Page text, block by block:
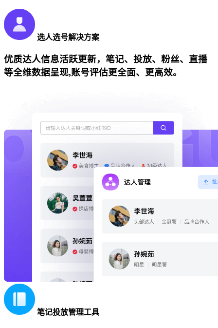
选人选号解决方案
优质达人信息活跃更新，笔记、投放、粉丝、直播
等全维数据呈现,账号评估更全面、更高效。
笔记投放管理工具